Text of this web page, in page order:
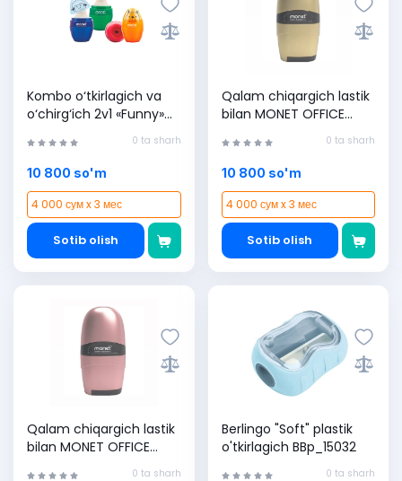
Kombo o‘tkirlagich va
o‘chirg‘ich 2v1 «Funny»
0 ta sharh
10 800 so'm
4 000 сум x 3 мес
Sotib olish
Qalam chiqargich lastik
bilan MONET OFFICE
2ES001, Yellow, (1 dona)
0 ta sharh
10 800 so'm
4 000 сум x 3 мес
Sotib olish
Qalam chiqargich lastik
bilan MONET OFFICE
2ES001, Pink, (1 dona)0 ta sharh
Berlingo "Soft" plastik
o'tkirlagich BBp_15032
0 ta sharh